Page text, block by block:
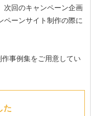
次回のキャンペーン企画
ペーンサイト制作の際に
事例集をご用意してい
た